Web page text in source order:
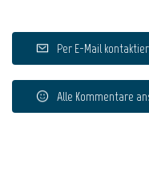
Per E-Mail
Alle Kommentare